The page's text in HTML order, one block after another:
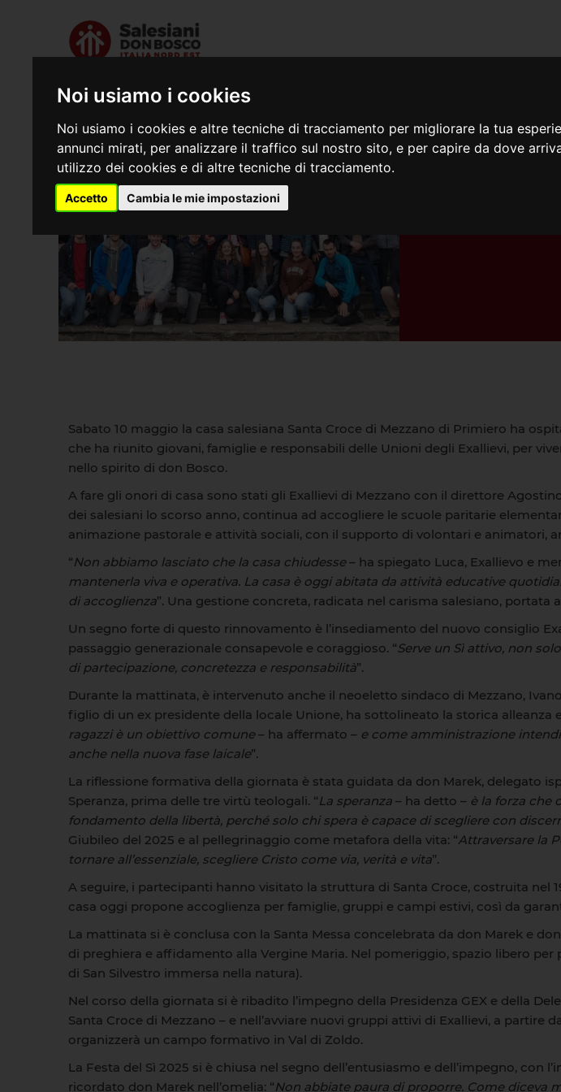
Noi usiamo i cookies
Noi usiamo i cookies e altre tecniche di tracciamento per migliorare la tua
annunci mirati, per analizzare il traffico sul nostro sito, e per capire da dove
utilizzo dei cookies e di altre tecniche di tracciamento.
Accetto Cambia le mie impostazioni
Chi siamo
Sabato 10 maggio la casa salesiana Santa Croce di Mezzano di Primiero ha
che ha riunito giovani, famiglie e responsabili delle Unioni degli Exallievi, per
nello spirito di don Bosco.
A fare gli onori di casa sono stati gli Exallievi di Mezzano con il direttore
dei salesiani lo scorso anno, continua ad accogliere le scuole paritarie
animazione pastorale e attività sociali, con il supporto di volontari e animatori,
“Non abbiamo lasciato che la casa chiudesse– ha spiegato Luca, Exallievo e
mantenerla viva e operativa. La casa è oggi abitata da attività educative
di accoglienza”. Una gestione concreta, radicata nel carisma salesiano,
Un segno forte di questo rinnovamento è l’insediamento del nuovo consiglio
passaggio generazionale consapevole e coraggioso. “Serve un Sì attivo, non
di partecipazione, concretezza e responsabilità”.
Durante la mattinata, è intervenuto anche il neoeletto sindaco di Mezzano,
figlio di un ex presidente della locale Unione, ha sottolineato la storica alleanza
ragazzi è un obiettivo comune– ha affermato – e come amministrazione
anche nella nuova fase laicale”.
La riflessione formativa della giornata è stata guidata da don Marek, delegato
Speranza, prima delle tre virtù teologali. “La speranza – ha detto – è la forza che
fondamento della libertà, perché solo chi spera è capace di scegliere con
Giubileo del 2025 e al pellegrinaggio come metafora della vita: “Attraversare la
tornare all’essenziale, scegliere Cristo come via, verità e vita”.
A seguire, i partecipanti hanno visitato la struttura di Santa Croce, costruita nel
casa oggi propone accoglienza per famiglie, gruppi e campi estivi, così da
La mattinata si è conclusa con la Santa Messa concelebrata da don Marek e
di preghiera e affidamento alla Vergine Maria. Nel pomeriggio, spazio libero
di San Silvestro immersa nella natura).
Nel corso della giornata si è ribadito l’impegno della Presidenza GEX e della
Santa Croce di Mezzano – e nell’avviare nuovi gruppi attivi di Exallievi, a
organizzerà un campo formativo in Val di Zoldo.
La Festa del Sì 2025 si è chiusa nel segno dell’entusiasmo e dell’impegno,
ricordato don Marek nell’omelia: “Non abbiate paura di proporre. Come diceva